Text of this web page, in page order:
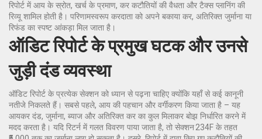
रिपोर्ट में आय के स्रोत, खर्च के प्रमाण, कर कटौतियों की वैधता और टैक्स प्लानिंग की
रिव्यू शामिल होती है। परिणामस्वरूप करदाता को अपने बकाया कर, अतिरिक्त जुर्माना या
रिफंड का स्पष्ट आंकड़ा मिल जाता है।
ऑडिट रिपोर्ट के प्रमुख घटक और उनसे
जुड़ी दंड व्यवस्‍था
ऑडिट रिपोर्ट के प्रत्येक सेक्शन को ध्यान से पढ़ना चाहिए क्योंकि यहाँ से कई कानूनी
नतीजे निकलते हैं। सबसे पहले, आय की पहचान और वर्गीकरण किया जाता है – यह
आयकर दंड, जुर्माना, ब्याज और अतिरिक्त कर का कुल मिलाकर बोझ निर्धारित करने में
मदद करता है। यदि रिटर्न में गलत विवरण पाया जाता है, तो सेक्शन 234F के तहत